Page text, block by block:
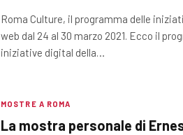
Roma Culture, il programma delle
web dal 24 al 30 marzo 2021. Ecco il
iniziative digital della…
MOSTRE A ROMA
La mostra personale di